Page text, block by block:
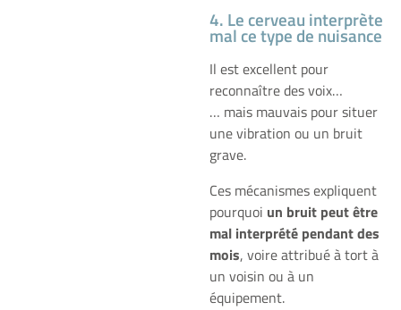
4. Le cerveau interprète
mal ce type de nuisance
Il est excellent pour
reconnaître des voix…
… mais mauvais pour situer
une vibration ou un bruit
grave.
Ces mécanismes expliquent
pourquoi un bruit peut être
mal interprété pendant des
mois, voire attribué à tort à
un voisin ou à un
équipement.